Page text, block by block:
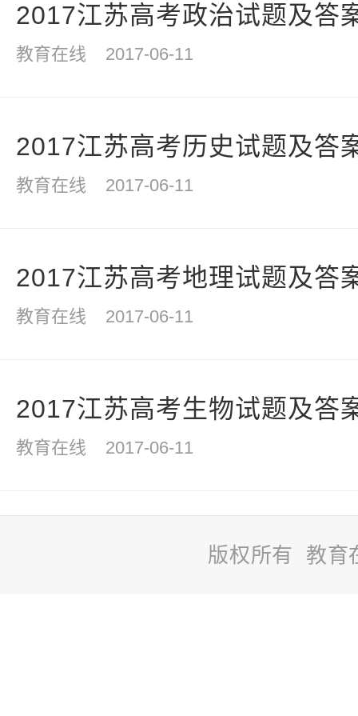
2017江苏高考政治试题及答
教育在线 2017-06-11
2017江苏高考历史试题及答
教育在线 2017-06-11
2017江苏高考地理试题及答
教育在线 2017-06-11
2017江苏高考生物试题及答
教育在线 2017-06-11
版权所有 教育